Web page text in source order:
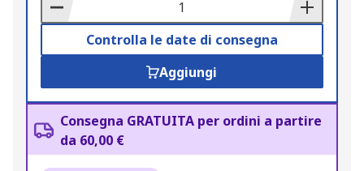
Basket
Controlla le date di consegna
Aggiungi
Consegna GRATUITA per ordini a partire
da 60,00 €